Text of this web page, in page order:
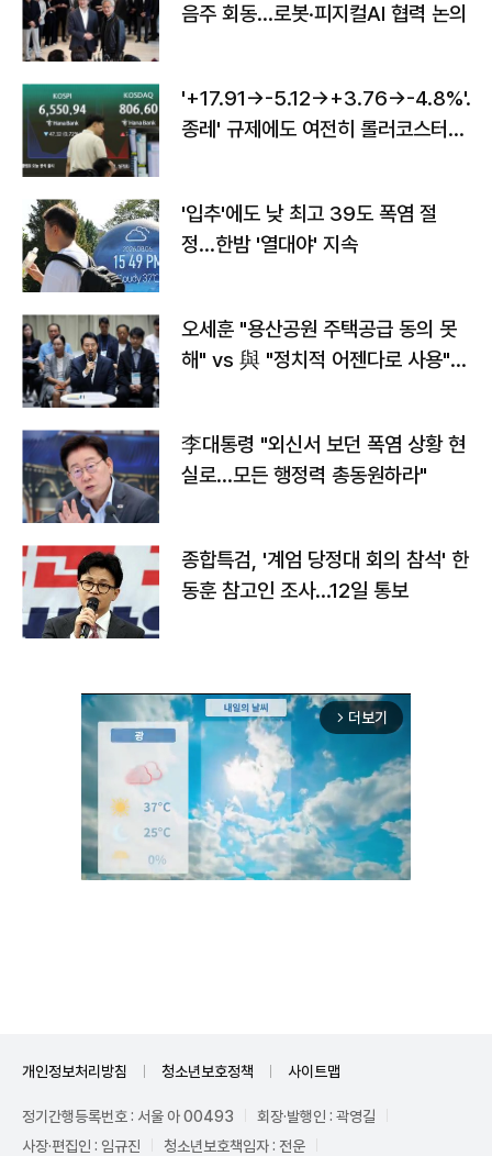
음주 회동…로봇·피지컬AI 협력 논의
'+17.91→-5.12→+3.76→-4.8%'…'
종레' 규제에도 여전히 롤러코스터
'입추'에도 낮 최고 39도 폭염 절
정…한밤 '열대야' 지속
오세훈 "용산공원 주택공급 동의 못
해" vs 與 "정치적 어젠다로 사용"
李대통령 "외신서 보던 폭염 상황 현
실로…모든 행정력 총동원하라"
종합특검, '계엄 당정대 회의 참석' 한
동훈 참고인 조사...12일 통보
arrow_forward_ios 더보기
개인정보처리방침 청소년보호정책 사이트맵
정기간행등록번호 : 서울 아 00493
회장·발행인 : 곽영길
사장·편집인 : 임규진
청소년보호책임자 : 전운